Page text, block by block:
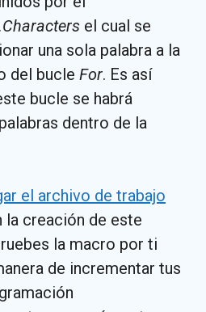
el cual se
una sola palabra a la
del bucle For. Es así
bucle se habrá
dentro de la
el archivo de trabajo
la creación de este
la macro por ti
de incrementar tus